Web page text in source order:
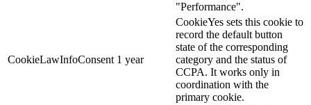
"Performance".
CookieLawInfoConsent 1 year
CookieYes sets this cookie to
record the default button
state of the corresponding
category and the status of
CCPA. It works only in
coordination with the
primary cookie.